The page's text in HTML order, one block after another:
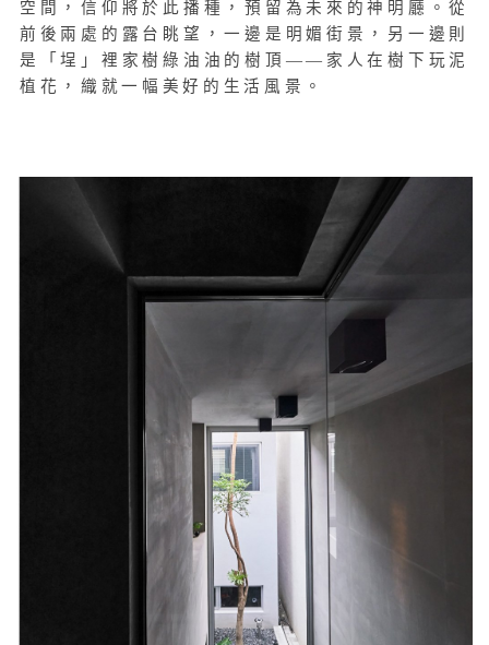
空間，信仰將於此播種，預留為未來的神明廳。從
前後兩處的露台眺望，一邊是明媚街景，另一邊則
是「埕」裡家樹綠油油的樹頂——家人在樹下玩泥
植花，織就一幅美好的生活風景。